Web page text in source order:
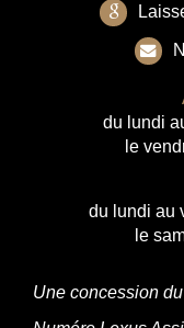
du lundi
le
du lundi au
le
Une concession